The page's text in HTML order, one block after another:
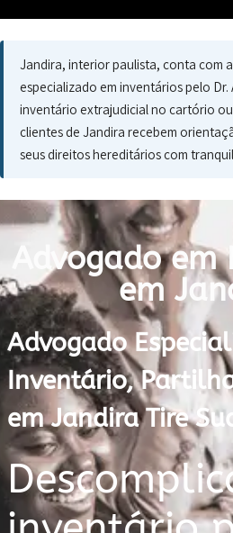
Jandira, interior paulista, conta com
especializado em inventários pelo
inventário extrajudicial no cartório
clientes de Jandira recebem
seus direitos hereditários com
Advogado em
em
Advogado
Inventário,
em Jandira Tire